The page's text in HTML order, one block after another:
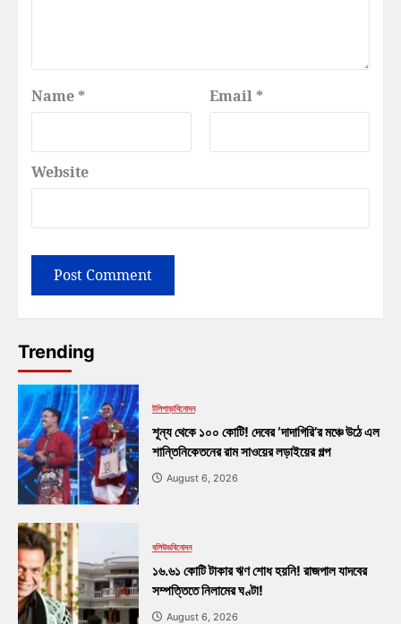
Name * Email *
Website
Trending
টলিপাড়াবিনোদন
শূন্য থেকে ১০০ কোটি! দেবের ‘দাদাগিরি’র মঞ্চে উঠে এল
শান্তিনিকেতনের রাম সাওয়ের লড়াইয়ের গল্প
August 6, 2026
বলিউডবিনোদন
১৬.৬১ কোটি টাকার ঋণ শোধ হয়নি! রাজপাল যাদবের
সম্পত্তিতে নিলামের ঘণ্টা!
August 6, 2026